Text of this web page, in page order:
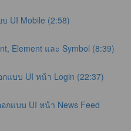
UI Mobile (2:58)
Element และ Symbol (8:39)
แบบ UI หน้า Login (22:37)
กแบบ UI หน้า News Feed